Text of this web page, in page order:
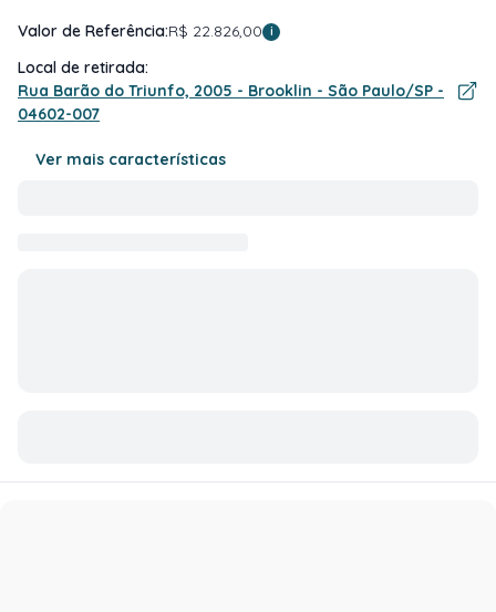
Valor de Referência:R$ 22.826,00 i
Local de retirada:
Rua Barão do Triunfo, 2005 - Brooklin - São Paulo/SP -
04602-007
Ver mais características